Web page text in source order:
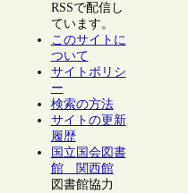
RSSで配信し
ています。
このサイトに
ついて
サイトポリシ
ー
検索の方法
サイトの更新
履歴
国立国会図書
館 関西館
図書館協力